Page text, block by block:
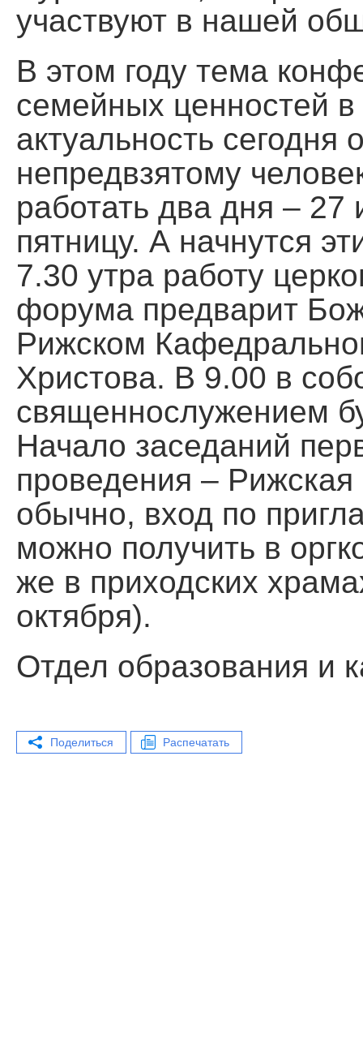
участвуют в нашей
В этом году тема
семейных ценностей
актуальность
непредвзятому
работать два дня – 27
пятницу. А начнутся
7.30 утра работу
форума предварит
Рижском
Христова. В 9.00 в
священнослужением
Начало заседаний
проведения –
обычно, вход по
можно получить в
же в приходских
октября).
Отдел образования и
Поделиться Распечатать